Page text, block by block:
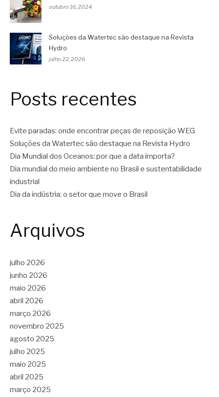
outubro 16, 2024
Soluções da Watertec são destaque na Revista
Hydro
julho 22, 2026
Posts recentes
Evite paradas: onde encontrar peças de reposição WEG
Soluções da Watertec são destaque na Revista Hydro
Dia Mundial dos Oceanos: por que a data importa?
Dia mundial do meio ambiente no Brasil e sustentabilidade
industrial
Dia da indústria: o setor que move o Brasil
Arquivos
julho 2026
junho 2026
maio 2026
abril 2026
março 2026
novembro 2025
agosto 2025
julho 2025
maio 2025
abril 2025
março 2025